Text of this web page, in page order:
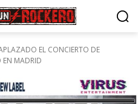
EL CONCIERTO DE
EN MADRID